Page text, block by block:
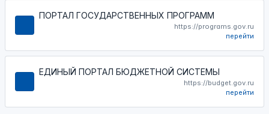
ПОРТАЛ ГОСУДАРСТВЕННЫХ ПРОГРАММ
https://programs.gov.ru
перейти
ЕДИНЫЙ ПОРТАЛ БЮДЖЕТНОЙ СИСТЕМЫ
https://budget.gov.ru
перейти